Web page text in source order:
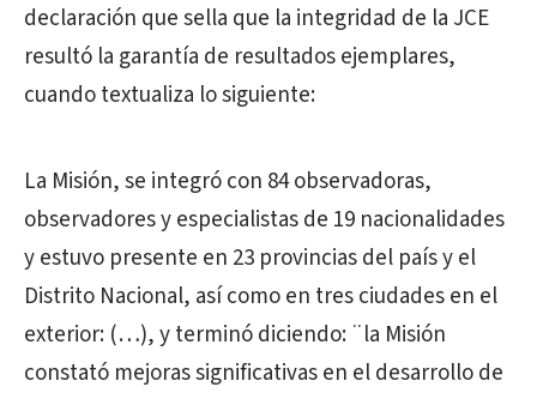
declaración que sella que la integridad de la JCE
resultó la garantía de resultados ejemplares,
cuando textualiza lo siguiente:
La Misión, se integró con 84 observadoras,
observadores y especialistas de 19 nacionalidades
y estuvo presente en 23 provincias del país y el
Distrito Nacional, así como en tres ciudades en el
exterior: (…), y terminó diciendo: ¨la Misión
constató mejoras significativas en el desarrollo de